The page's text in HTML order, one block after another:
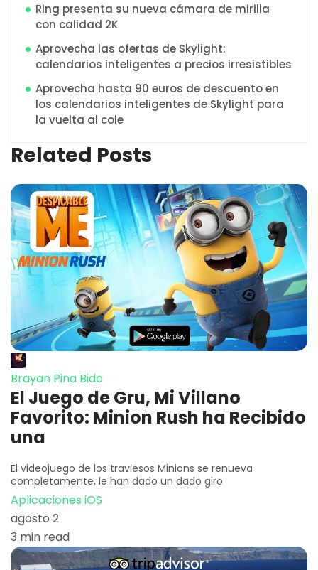
Ring presenta su nueva cámara de mirilla
con calidad 2K
Aprovecha las ofertas de Skylight:
calendarios inteligentes a precios irresistibles
Aprovecha hasta 90 euros de descuento en
los calendarios inteligentes de Skylight para
la vuelta al cole
Related Posts
Brayan Pina Bido
El Juego de Gru, Mi Villano
Favorito: Minion Rush ha Recibido
una
El videojuego de los traviesos Minions se renueva
completamente, le han dado un dado giro
Aplicaciones iOS
agosto 2
3 min read